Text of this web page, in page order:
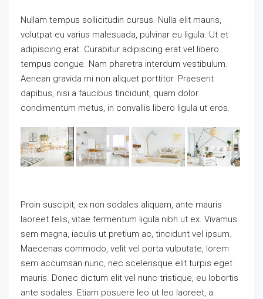
Nullam tempus sollicitudin cursus. Nulla elit mauris,
volutpat eu varius malesuada, pulvinar eu ligula. Ut et
adipiscing erat. Curabitur adipiscing erat vel libero
tempus congue. Nam pharetra interdum vestibulum.
Aenean gravida mi non aliquet porttitor. Praesent
dapibus, nisi a faucibus tincidunt, quam dolor
condimentum metus, in convallis libero ligula ut eros.
Proin suscipit, ex non sodales aliquam, ante mauris
laoreet felis, vitae fermentum ligula nibh ut ex. Vivamus
sem magna, iaculis ut pretium ac, tincidunt vel ipsum.
Maecenas commodo, velit vel porta vulputate, lorem
sem accumsan nunc, nec scelerisque elit turpis eget
mauris. Donec dictum elit vel nunc tristique, eu lobortis
ante sodales. Etiam posuere leo ut leo laoreet, a